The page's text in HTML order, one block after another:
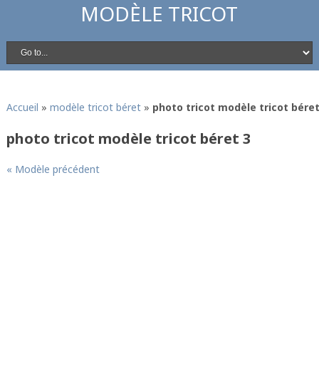
MODÈLE TRICOT
Accueil » modèle tricot béret» photo tricot modèle tricot
photo tricot modèle tricot béret 3
« Modèle précédent